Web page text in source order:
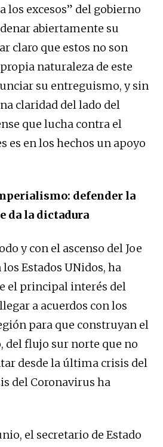
los excesos” del gobierno
abiertamente su
claro que estos no son
naturaleza de este
su entreguismo, y sin
claridad del lado del
que lucha contra el
es en los hechos un apoyo
defender la
da la dictadura
y con el ascenso del Joe
Estados UNidos, ha
el principal interés del
a acuerdos con los
para que construyan el
flujo sur norte que no
desde la última crisis del
del Coronavirus ha
el secretario de Estado